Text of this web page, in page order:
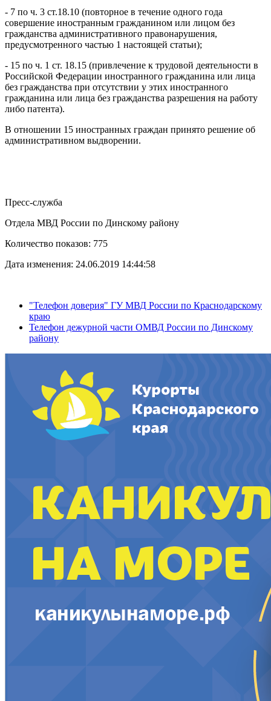
- 7 по ч. 3 ст.18.10 (повторное в течение одного года
совершение иностранным гражданином или лицом без
гражданства административного правонарушения,
предусмотренного частью 1 настоящей статьи);
- 15 по ч. 1 ст. 18.15 (привлечение к трудовой деятельности в
Российской Федерации иностранного гражданина или лица
без гражданства при отсутствии у этих иностранного
гражданина или лица без гражданства разрешения на работу
либо патента).
В отношении 15 иностранных граждан принято решение об
административном выдворении.
Пресс-служба
Отдела МВД России по Динскому району
Количество показов: 775
Дата изменения: 24.06.2019 14:44:58
"Телефон доверия" ГУ МВД России по Краснодарскому
краю
Телефон дежурной части ОМВД России по Динскому
району